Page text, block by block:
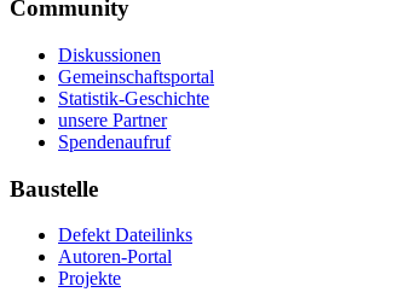
Community
Diskussionen
Gemeinschaftsportal
Statistik-Geschichte
unsere Partner
Spendenaufruf
Baustelle
Defekt Dateilinks
Autoren-Portal
Projekte